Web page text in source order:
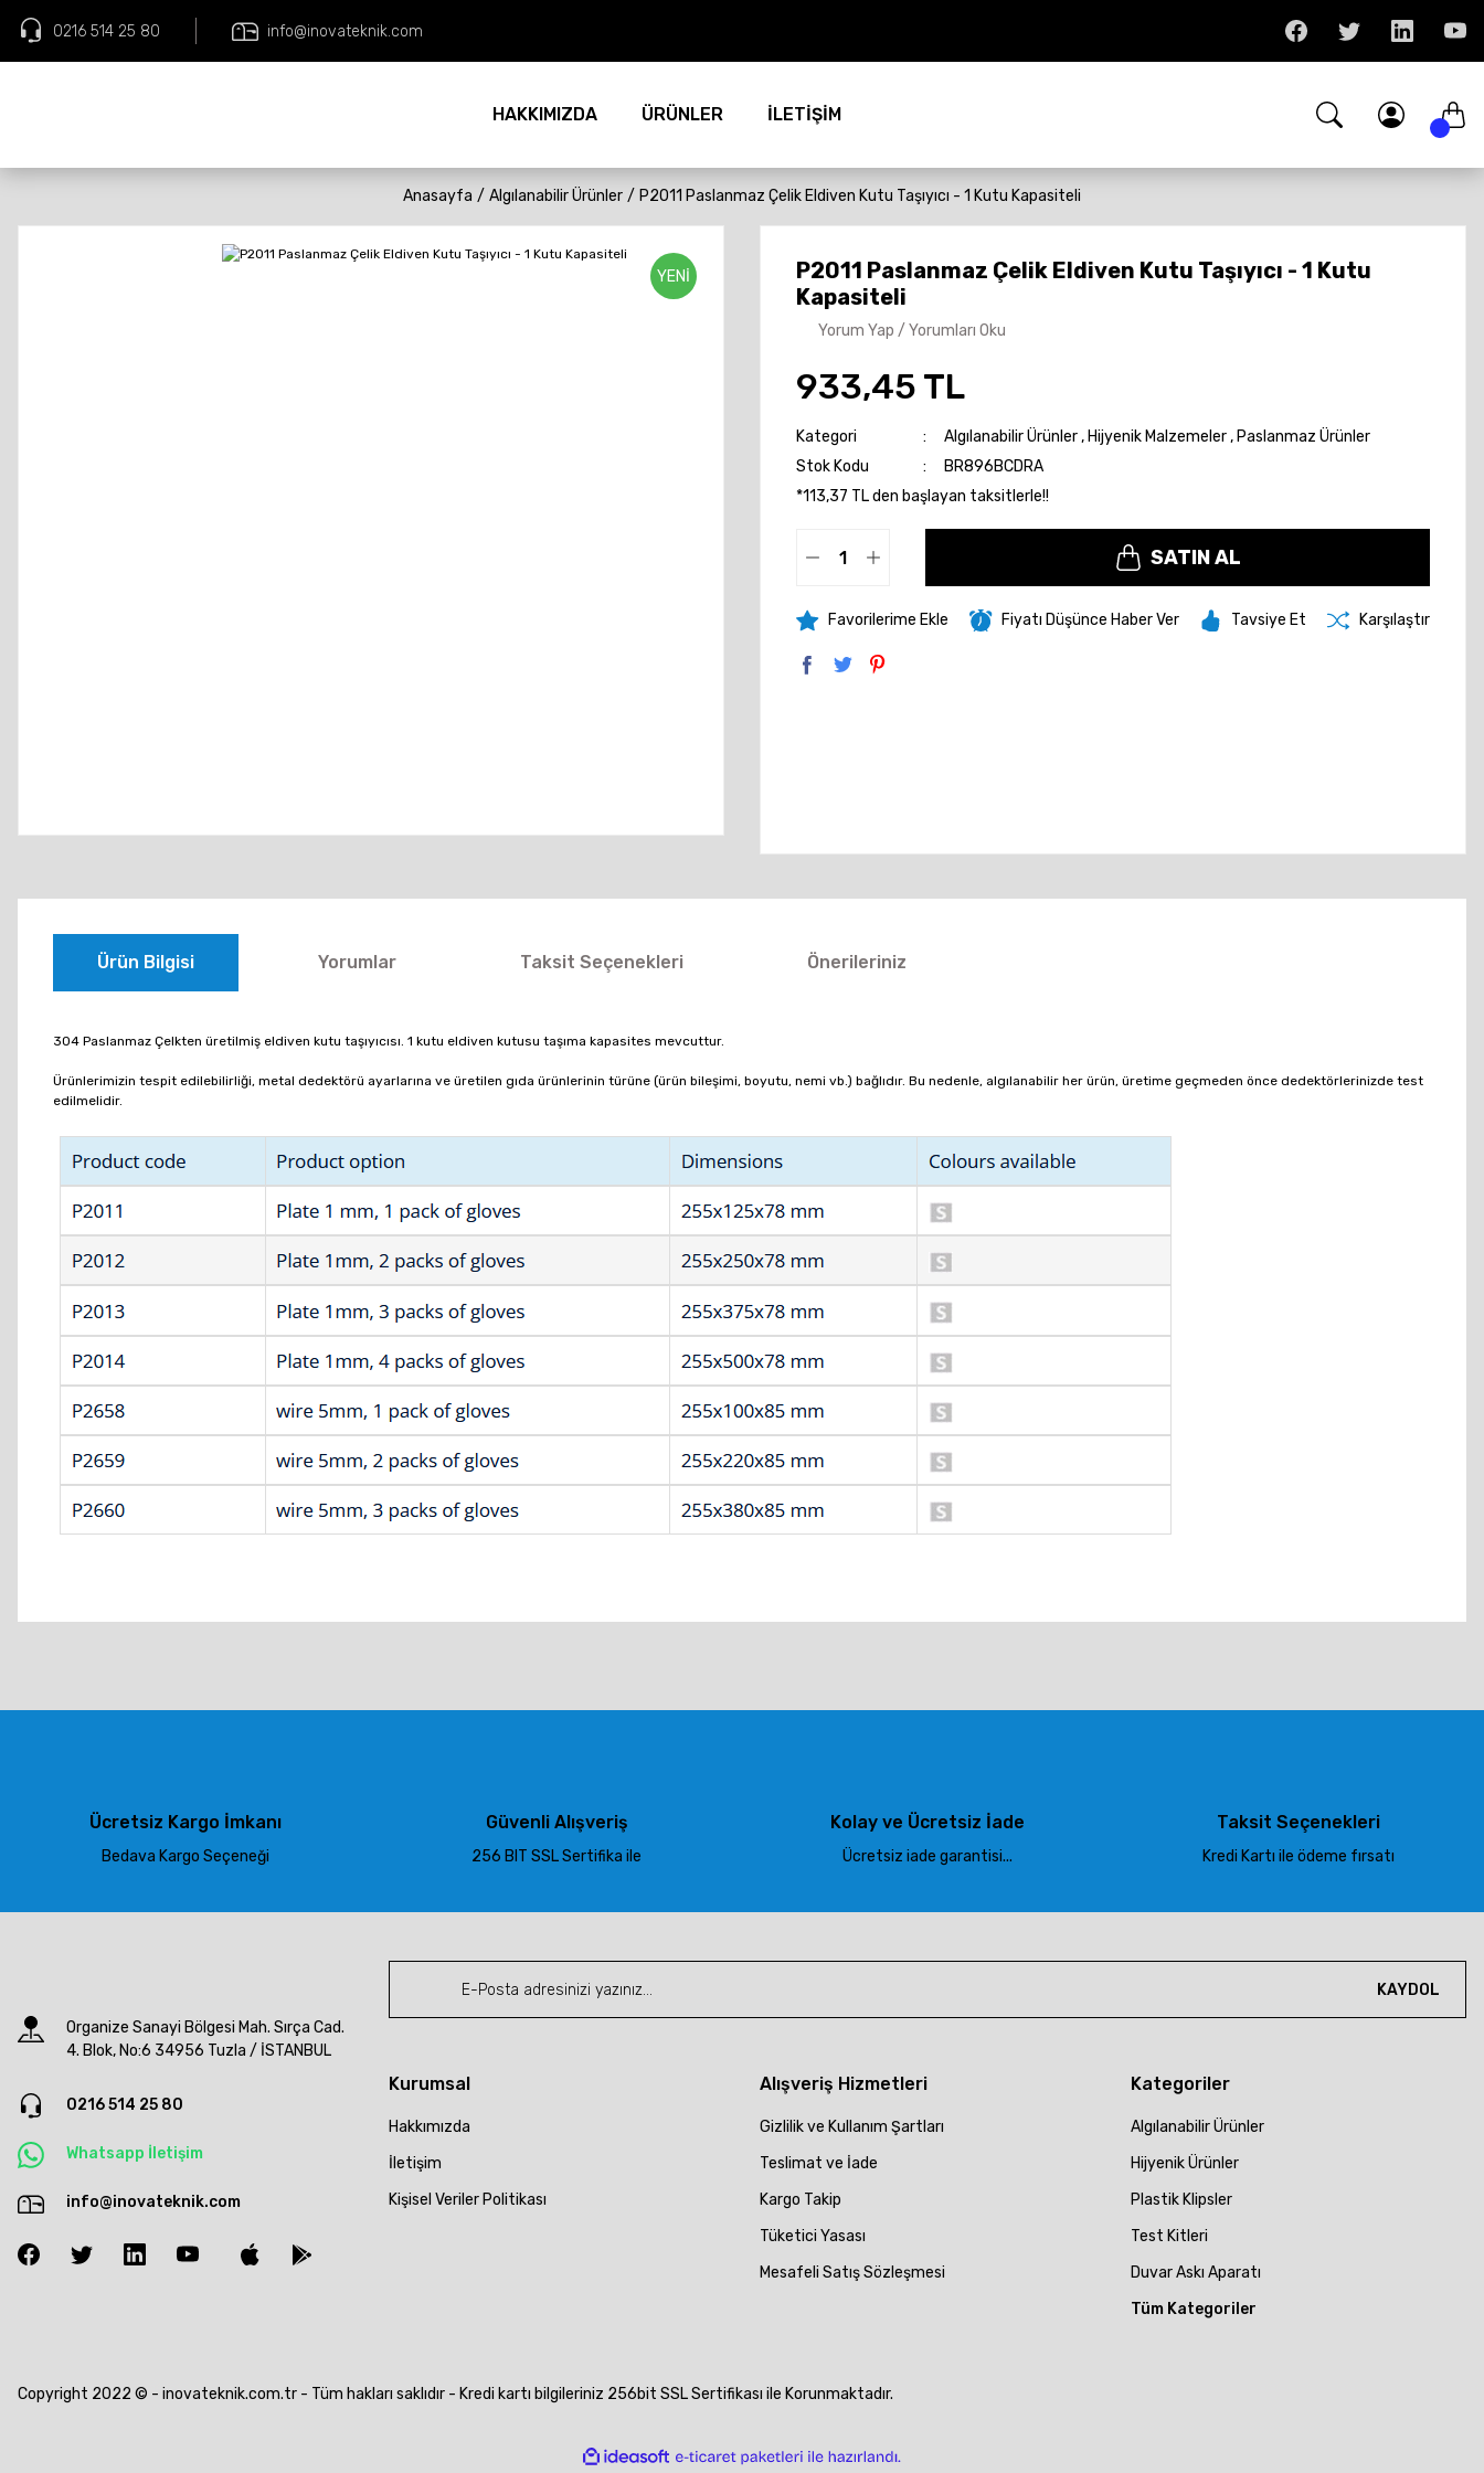
0216 514 25 80 info@inovateknik.com
HAKKIMIZDA ÜRÜNLER İLETİŞİM
Anasayfa Algılanabilir Ürünler P2011 Paslanmaz Çelik Eldiven Kutu Taşıyıcı - 1 Kutu Kapasiteli
YENİ
P2011 Paslanmaz Çelik Eldiven Kutu Taşıyıcı - 1 Kutu
Kapasiteli
Yorum Yap / Yorumları Oku
933,45 TL
Kategori Algılanabilir Ürünler, Hijyenik Malzemeler, Paslanmaz Ürünler
Stok Kodu
BR896BCDRA
*113,37 TL den başlayan taksitlerle!!
SATIN AL
Fiyatı Düşünce Haber Ver Tavsiye Et Karşılaştır
Ürün Bilgisi Yorumlar Taksit Seçenekleri Önerileriniz
304 Paslanmaz Çelkten üretilmiş eldiven kutu taşıyıcısı. 1 kutu eldiven kutusu taşıma kapasites mevcuttur.
Ürünlerimizin tespit edilebilirliği, metal dedektörü ayarlarına ve üretilen gıda ürünlerinin türüne (ürün bileşimi, boyutu, nemi vb.) bağlıdır. Bu nedenle, algılanabilir her ürün, üretime geçmeden önce dedektörlerinizde test
edilmelidir.
Ürün resmi kalitesiz, bozuk veya görüntülenemiyor.
Bu ürüne benzer farklı alternatifler olmalı.
Ücretsiz Kargo İmkanı
Bedava Kargo Seçeneği
Güvenli Alışveriş
256 BIT SSL Sertifika ile
Kolay ve Ücretsiz İade
Ücretsiz iade garantisi...
Taksit Seçenekleri
Kredi Kartı ile ödeme fırsatı
Organize Sanayi Bölgesi Mah. Sırça Cad.
4. Blok, No:6 34956 Tuzla / İSTANBUL
0216 514 25 80
Whatsapp İletişim
info@inovateknik.com
KAYDOL
Kurumsal
Hakkımızda
İletişim
Kişisel Veriler Politikası
Alışveriş Hizmetleri
Gizlilik ve Kullanım Şartları
Teslimat ve İade
Kargo Takip
Tüketici Yasası
Mesafeli Satış Sözleşmesi
Kategoriler
Algılanabilir Ürünler
Hijyenik Ürünler
Plastik Klipsler
Test Kitleri
Duvar Askı Aparatı
Tüm Kategoriler
Copyright 2022 © - inovateknik.com.tr - Tüm hakları saklıdır - Kredi kartı bilgileriniz 256bit SSL Sertifikası ile Korunmaktadır.
ideasoft
e-